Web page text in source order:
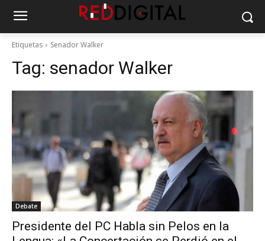
Etiquetas Senador Walker
Tag: senador Walker
Debate
Presidente del PC Habla sin Pelos en la